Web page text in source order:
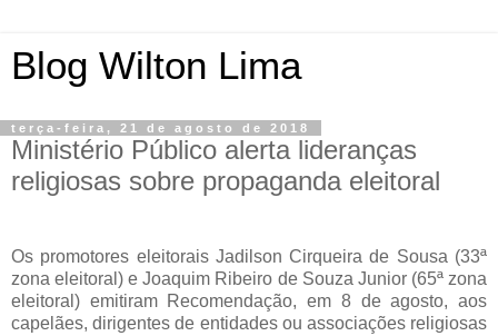
Blog Wilton Lima
terça-feira, 21 de agosto de 2018
Ministério Público alerta lideranças
religiosas sobre propaganda eleitoral
Os promotores eleitorais Jadilson Cirqueira de Sousa (33ª
zona eleitoral) e Joaquim Ribeiro de Souza Junior (65ª zona
eleitoral) emitiram Recomendação, em 8 de agosto, aos
capelães, dirigentes de entidades ou associações religiosas